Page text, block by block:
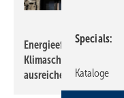
Energieeffizienz muss
Klimaschutzpolitik in
ausreichend vor
Specials
Kataloge